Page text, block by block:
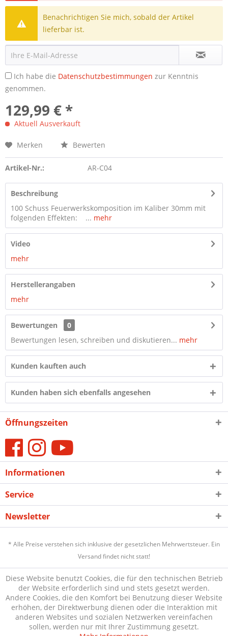
Benachrichtigen Sie mich, sobald der Artikel
lieferbar ist.
Ich habe die Datenschutzbestimmungen zur Kenntnis
genommen.
129,99 € *
Aktuell Ausverkauft
Merken Bewerten
Artikel-Nr.: AR-C04
Beschreibung
100 Schuss Feuerwerkskomposition im Kaliber 30mm mit
folgenden Effekten: ... mehr
Video
mehr
Herstellerangaben
mehr
Bewertungen
0
Bewertungen lesen, schreiben und diskutieren... mehr
Kunden kauften auch
Kunden haben sich ebenfalls angesehen
Öffnungszeiten
Informationen
Service
Newsletter
* Alle Preise verstehen sich inklusive der gesetzlichen Mehrwertsteuer. Ein
Versand findet nicht statt!
Diese Website benutzt Cookies, die für den technischen Betrieb
der Website erforderlich sind und stets gesetzt werden.
Andere Cookies, die den Komfort bei Benutzung dieser Website
erhöhen, der Direktwerbung dienen oder die Interaktion mit
anderen Websites und sozialen Netzwerken vereinfachen
sollen, werden nur mit Ihrer Zustimmung gesetzt.